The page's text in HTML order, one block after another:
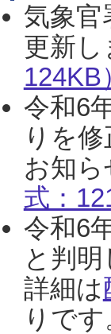
気象官
更新し
124KB
令和6
りを
お知
式：
令和6
と判
詳細は
りです